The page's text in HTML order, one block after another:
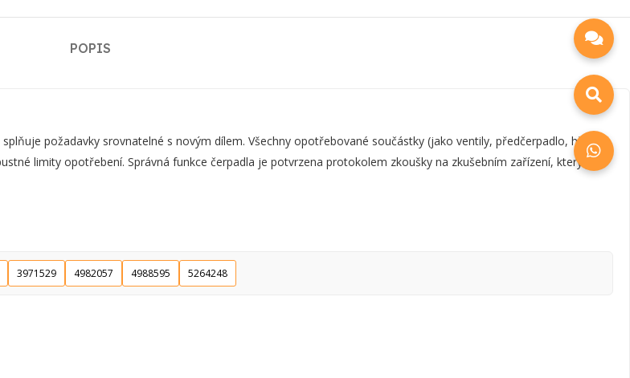
POPIS
požadavky srovnatelné s novým dílem. Všechny opotřebované součástky (jako ventily, předčerpadlo, hřídel,
limity opotřebení. Správná funkce čerpadla je potvrzena protokolem zkoušky na zkušebním zařízení, který je
3971529 4982057 4988595 5264248